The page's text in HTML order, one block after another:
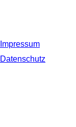
Impressum
Datenschutz